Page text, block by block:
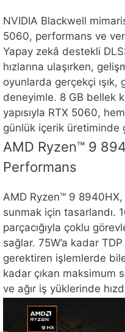
NVIDIA Blackwell
5060, performans ve
Yapay zekâ destekli
hızlarına ulaşırken,
oyunlarda gerçekçi ışık,
deneyimle. 8 GB bellek
yapısıyla RTX 5060,
günlük içerik üretiminde
AMD Ryzen™ 9
Performans
AMD Ryzen™ 9
sunmak için tasarlandı.
parçacığıyla çoklu
sağlar. 75W’a kadar
gerektiren işlemlerde bile
kadar çıkan maksimum
ve ağır iş yüklerinde